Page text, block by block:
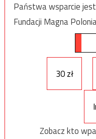
Państwa wsparcie
Fundacji Magna
30 zł
Zobacz kto